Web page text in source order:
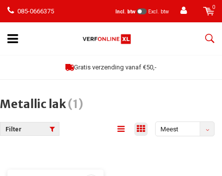
085-0666375 Incl. btw Excl. btw
0
Gratis verzending vanaf €50,-
Metallic lak(1)
Filter
Meest